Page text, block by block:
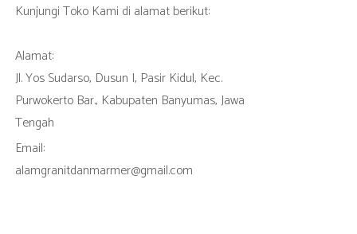
Kunjungi Toko Kami di alamat berikut:
Alamat:
Jl. Yos Sudarso, Dusun I, Pasir Kidul, Kec.
Purwokerto Bar., Kabupaten Banyumas, Jawa
Tengah
Email:
alamgranitdanmarmer@gmail.com